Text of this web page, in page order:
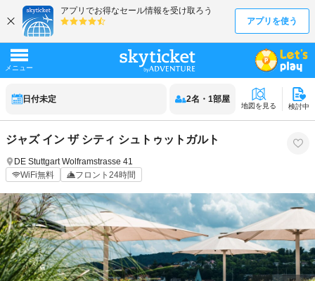
日付未定 2名 ・ 1部屋
地図を見る 検討中
ジャズ イン ザ シティ シュトゥットガルト
DE Stuttgart Wolframstrasse 41
WiFi無料
フロント24時間